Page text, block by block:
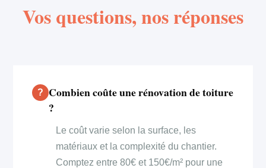
Vos questions, nos réponses
Combien coûte une rénovation de toiture
?
Le coût varie selon la surface, les
matériaux et la complexité du chantier.
Comptez entre 80€ et 150€/m² pour une